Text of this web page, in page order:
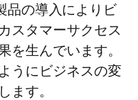
品の導入によりビ
スタマーサクセス
を生んでいます。
うにビジネスの変
ます。